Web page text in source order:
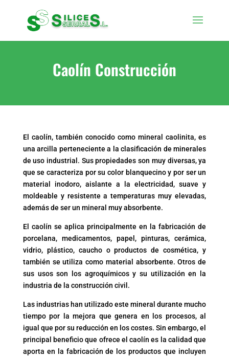
Caolín Construcción
El caolín, también conocido como mineral caolinita, es
una arcilla perteneciente a la clasificación de minerales
de uso industrial. Sus propiedades son muy diversas, ya
que se caracteriza por su color blanquecino y por ser un
material inodoro, aislante a la electricidad, suave y
moldeable y resistente a temperaturas muy elevadas,
además de ser un mineral muy absorbente.
El caolín se aplica principalmente en la fabricación de
porcelana, medicamentos, papel, pinturas, cerámica,
vidrio, plástico, caucho o productos de cosmética, y
también se utiliza como material absorbente. Otros de
sus usos son los agroquímicos y su utilización en la
industria de la construcción civil.
Las industrias han utilizado este mineral durante mucho
tiempo por la mejora que genera en los procesos, al
igual que por su reducción en los costes. Sin embargo, el
principal beneficio que ofrece el caolín es la calidad que
aporta en la fabricación de los productos que incluyen